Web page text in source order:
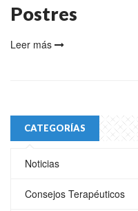
Postres
Leer más
CATEGORÍAS
Noticias
Consejos Terapéuticos